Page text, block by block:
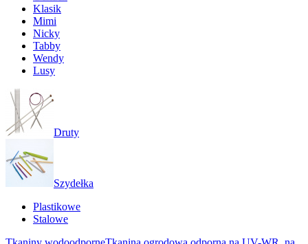
Klasik
Mimi
Nicky
Tabby
Wendy
Lusy
Druty
Szydełka
Plastikowe
Stalowe